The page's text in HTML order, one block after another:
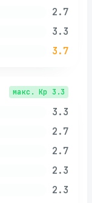
2.7
3.3
3.7
макс. Kp 3.3
3.3
2.7
2.7
2.3
2.3